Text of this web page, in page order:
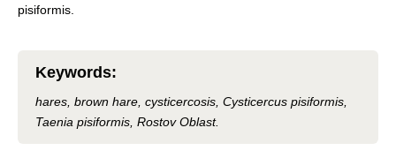
pisiformis.
Keywords:
hares, brown hare, cysticercosis, Cysticercus pisiformis,
Taenia pisiformis, Rostov Oblast.